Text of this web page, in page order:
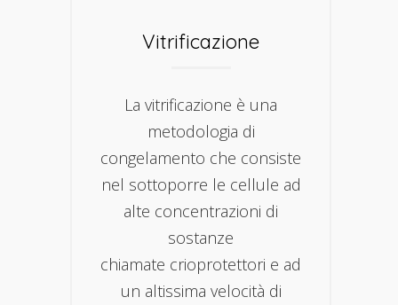
Vitrificazione
La vitrificazione è una
metodologia di
congelamento che consiste
nel sottoporre le cellule ad
alte concentrazioni di
sostanze
chiamate crioprotettori e ad
un altissima velocità di